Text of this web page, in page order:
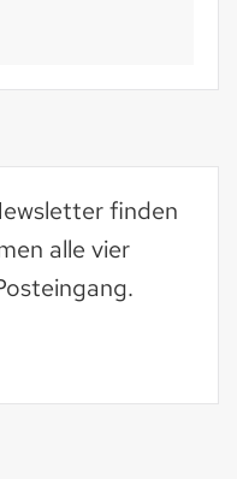
finden
alle vier